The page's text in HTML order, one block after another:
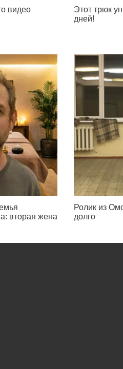
видео
Этот трюк
дней!
вторая жена
Ролик из
долго